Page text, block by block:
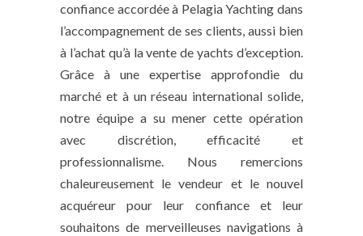
confiance accordée à Pelagia Yachting dans
l’accompagnement de ses clients, aussi bien
à l’achat qu’à la vente de yachts d’exception.
Grâce à une expertise approfondie du
marché et à un réseau international solide,
notre équipe a su mener cette opération
avec discrétion, efficacité et
professionnalisme. Nous remercions
chaleureusement le vendeur et le nouvel
acquéreur pour leur confiance et leur
souhaitons de merveilleuses navigations à